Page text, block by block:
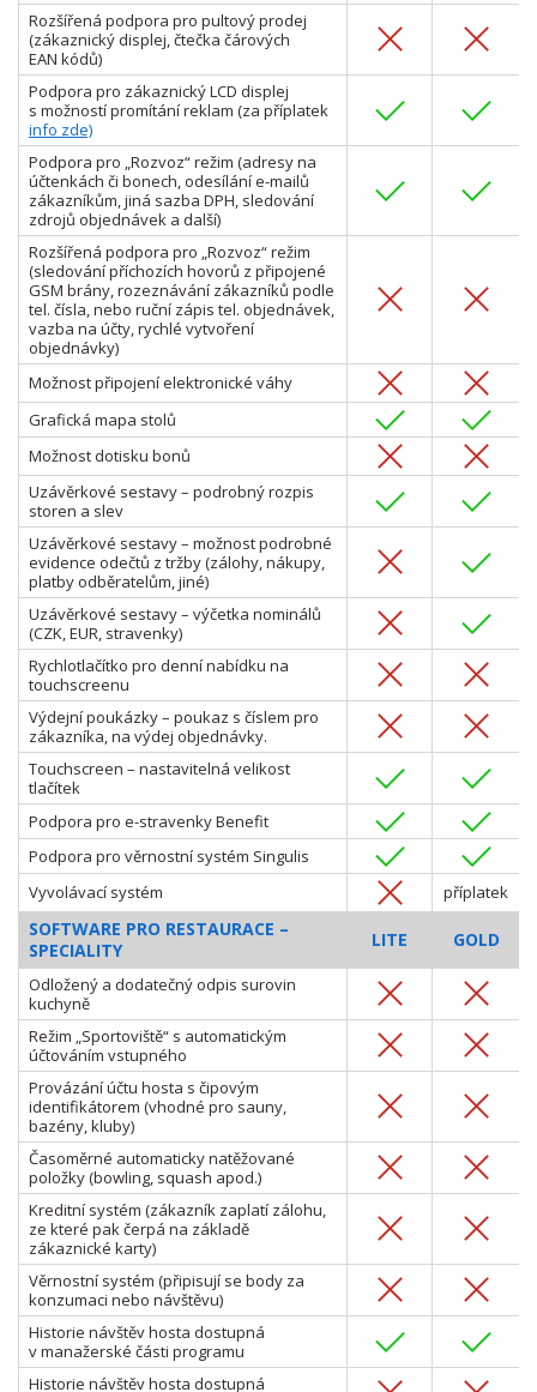
Rozšířená podpora pro pultový prodej
(zákaznický displej, čtečka čárových
EAN kódů)
Podpora pro zákaznický LCD displej
s možností promítání reklam (za příplatek
info zde)
Podpora pro „Rozvoz“ režim (adresy na
účtenkách či bonech, odesílání e-mailů
zákazníkům, jiná sazba DPH, sledování
zdrojů objednávek a další)
Rozšířená podpora pro „Rozvoz“ režim
(sledování příchozích hovorů z připojené
GSM brány, rozeznávání zákazníků podle
tel. čísla, nebo ruční zápis tel. objednávek,
vazba na účty, rychlé vytvoření
objednávky)
Možnost připojení elektronické váhy
Grafická mapa stolů
Možnost dotisku bonů
Uzávěrkové sestavy – podrobný rozpis
storen a slev
Uzávěrkové sestavy – možnost podrobné
evidence odečtů z tržby (zálohy, nákupy,
platby odběratelům, jiné)
Uzávěrkové sestavy – výčetka nominálů
(CZK, EUR, stravenky)
Rychlotlačítko pro denní nabídku na
touchscreenu
Výdejní poukázky – poukaz s číslem pro
zákazníka, na výdej objednávky.
Touchscreen – nastavitelná velikost
tlačítek
Podpora pro e-stravenky Benefit
Podpora pro věrnostní systém Singulis
Vyvolávací systém
příplatek
SOFTWARE PRO RESTAURACE –
SPECIALITY
LITE GOLD
Odložený a dodatečný odpis surovin
kuchyně
Režim „Sportoviště“ s automatickým
účtováním vstupného
Provázání účtu hosta s čipovým
identifikátorem (vhodné pro sauny,
bazény, kluby)
Časoměrné automaticky natěžované
položky (bowling, squash apod.)
Kreditní systém (zákazník zaplatí zálohu,
ze které pak čerpá na základě
zákaznické karty)
Věrnostní systém (připisují se body za
konzumaci nebo návštěvu)
Historie návštěv hosta dostupná
v manažerské části programu
Historie návštěv hosta dostupná